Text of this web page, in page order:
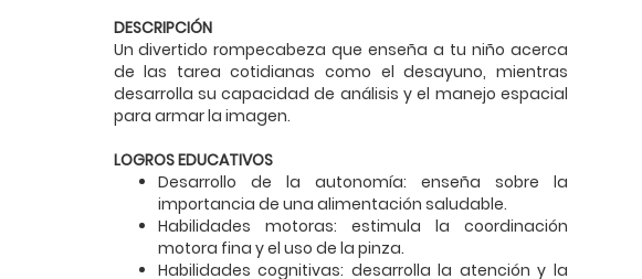
DESCRIPCIÓN
Un divertido rompecabeza que enseña a tu niño acerca
de las tarea cotidianas como el desayuno, mientras
desarrolla su capacidad de análisis y el manejo espacial
para armar la imagen.
LOGROS EDUCATIVOS
Desarrollo de la autonomía: enseña sobre la
importancia de una alimentación saludable.
Habilidades motoras: estimula la coordinación
motora fina y el uso de la pinza.
Habilidades cognitivas: desarrolla la atención y la